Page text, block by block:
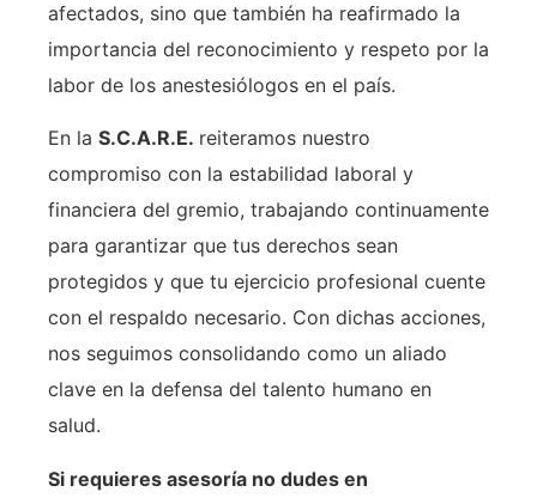
afectados, sino que también ha reafirmado la
importancia del reconocimiento y respeto por la
labor de los anestesiólogos en el país.
En la S.C.A.R.E. reiteramos nuestro
compromiso con la estabilidad laboral y
financiera del gremio, trabajando continuamente
para garantizar que tus derechos sean
protegidos y que tu ejercicio profesional cuente
con el respaldo necesario. Con dichas acciones,
nos seguimos consolidando como un aliado
clave en la defensa del talento humano en
salud.
Si requieres asesoría no dudes en